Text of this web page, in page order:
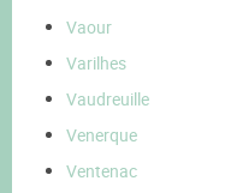
Vaour
Varilhes
Vaudreuille
Venerque
Ventenac